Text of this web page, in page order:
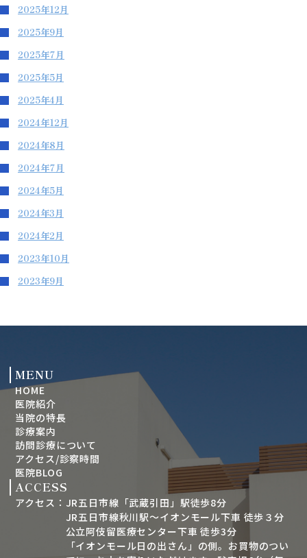
2025年12月
2025年9月
2025年7月
2025年5月
2025年4月
2024年12月
2024年8月
2024年7月
2024年5月
2024年3月
2024年2月
2023年10月
2023年9月
MENU
HOME
医院紹介
当院の特長
診療案内
訪問診療について
アクセス/診察時間
医院BLOG
ACCESS
アクセス： JR五日市線「武蔵引田」駅徒歩8分
JR五日市線秋川駅～イオンモール下車 徒歩３分
公立阿伎留医療センター下車 徒歩3分
「イオンモール日の出さん」の側。お買物のつい